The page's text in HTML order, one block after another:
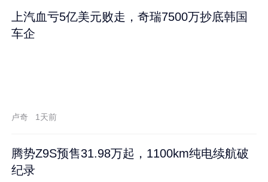
上汽血亏5亿美元败走，奇瑞7500万抄底韩国
车企
卢奇 1天前
腾势Z9S预售31.98万起，1100km纯电续航破
纪录